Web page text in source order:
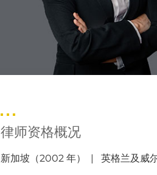
律师资格概况
新加坡（2002 年） | 英格兰及